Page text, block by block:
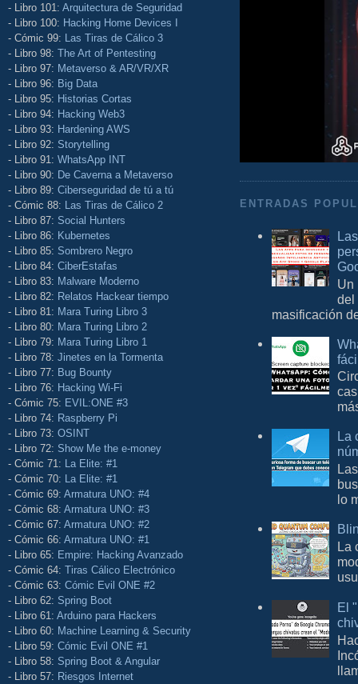
- Libro 101: Arquitectura de Seguridad
- Libro 100: Hacking Home Devices I
- Cómic 99: Las Tiras de Cálico 3
- Libro 98: The Art of Pentesting
- Libro 97: Metaverso & AR/VR/XR
- Libro 96: Big Data
- Libro 95: Historias Cortas
- Libro 94: Hacking Web3
- Libro 93: Hardening AWS
- Libro 92: Storytelling
- Libro 91: WhatsApp INT
- Libro 90: De Caverna a Metaverso
- Libro 89: Ciberseguridad de tú a tú
- Cómic 88: Las Tiras de Cálico 2
- Libro 87: Social Hunters
- Libro 86: Kubernetes
- Libro 85: Sombrero Negro
- Libro 84: CiberEstafas
- Libro 83: Malware Moderno
- Libro 82: Relatos Hackear tiempo
- Libro 81: Mara Turing Libro 3
- Libro 80: Mara Turing Libro 2
- Libro 79: Mara Turing Libro 1
- Libro 78: Jinetes en la Tormenta
- Libro 77: Bug Bounty
- Libro 76: Hacking Wi-Fi
- Cómic 75: EVIL:ONE #3
- Libro 74: Raspberry Pi
- Libro 73: OSINT
- Libro 72: Show Me the e-money
- Cómic 71: La Elite: #1
- Cómic 70: La Elite: #1
- Cómic 69: Armatura UNO: #4
- Cómic 68: Armatura UNO: #3
- Cómic 67: Armatura UNO: #2
- Cómic 66: Armatura UNO: #1
- Libro 65: Empire: Hacking Avanzado
- Cómic 64: Tiras Cálico Electrónico
- Cómic 63: Cómic Evil ONE #2
- Libro 62: Spring Boot
- Libro 61: Arduino para Hackers
- Libro 60: Machine Learning & Security
- Libro 59: Cómic Evil ONE #1
- Libro 58: Spring Boot & Angular
- Libro 57: Riesgos Internet
ENTRADAS
Un
del
masificación
La
lo
La
El